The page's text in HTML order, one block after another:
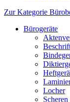
Zur Kategorie
Bürogeräte
Locher
Scheren